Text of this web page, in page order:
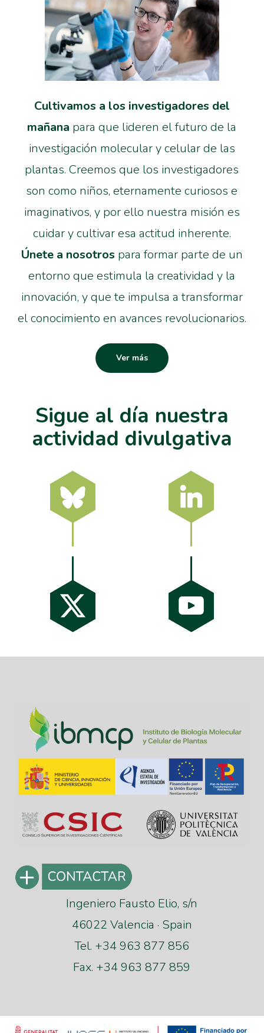
Cultivamos a los investigadores del
mañana para que lideren el futuro de la
investigación molecular y celular de las
plantas. Creemos que los investigadores
son como niños, eternamente curiosos e
imaginativos, y por ello nuestra misión es
cuidar y cultivar esa actitud inherente.
Únete a nosotros para formar parte de un
entorno que estimula la creatividad y la
innovación, y que te impulsa a transformar
el conocimiento en avances revolucionarios.
Ver más
Sigue al día nuestra
actividad divulgativa
Ingeniero Fausto Elio, s/n
46022 Valencia · Spain
Tel. +34 963 877 856
Fax. +34 963 877 859